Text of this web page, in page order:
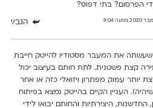
הפרסום? בתי דפוס?
הגב/י
שעשתה את המעבר מסטודיו להייטק חייבת
קצת פשטנית. לתת חותם בעיצוב יכול
יותר עמוק מפתרון ויזואלי כזה או אחר
העניין הקיים בהייטק נמצא בפיתוח
החדשנות, היצירתיות והחותם יבואו לידי